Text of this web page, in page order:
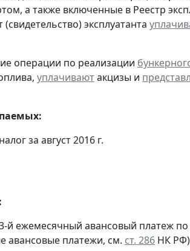
а также включенные в Реестр
эксплуатанта
операции по реализации
уплачиваютакцизы и
налог за август 2016 г.
й ежемесячный авансовый платеж по
авансовые платежи, см. ст. 286 НК